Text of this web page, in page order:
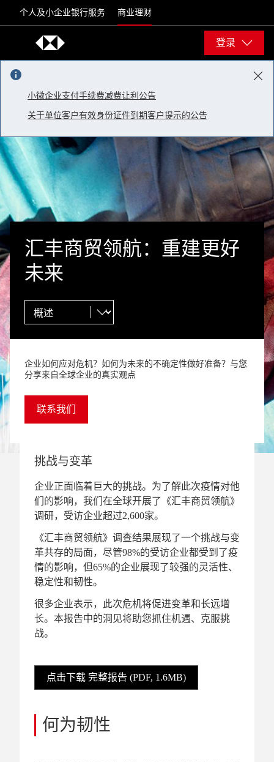
个人及小企业银行服务 商业理财
登录
小微企业支付手续费减费让利公告
关于单位客户有效身份证件到期客户提示的公告
汇丰商贸领航：重建更好
未来
企业如何应对危机？如何为未来的不确定性做好准备？与您
分享来自全球企业的真实观点
联系我们
挑战与变革
企业正面临着巨大的挑战。为了解此次疫情对他
们的影响，我们在全球开展了《汇丰商贸领航》
调研，受访企业超过2,600家。
《汇丰商贸领航》调查结果展现了一个挑战与变
革共存的局面，尽管98%的受访企业都受到了疫
情的影响，但65%的企业展现了较强的灵活性、
稳定性和韧性。
很多企业表示，此次危机将促进变革和长远增
长。本报告中的洞见将助您抓住机遇、克服挑
战。
点击下载 完整报告 (PDF, 1.6MB)
何为韧性